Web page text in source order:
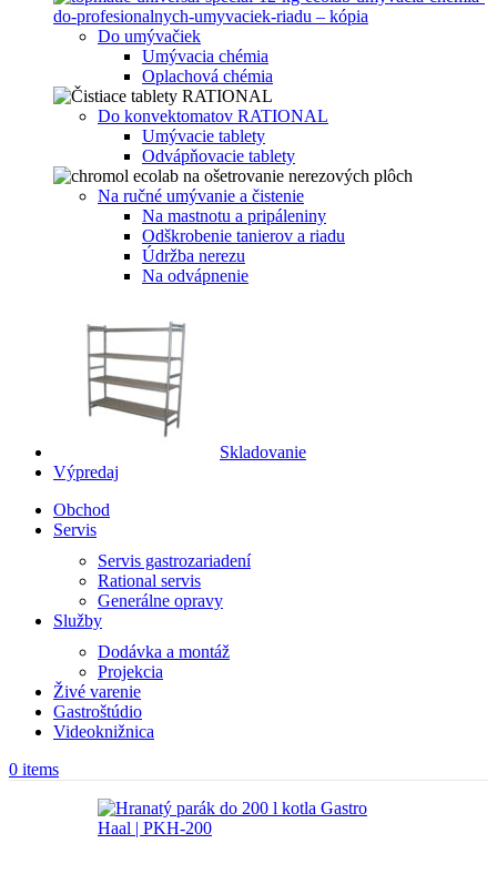
Do umývačiek
Umývacia chémia
Oplachová chémia
Do konvektomatov RATIONAL
Umývacie tablety
Odvápňovacie tablety
Na ručné umývanie a čistenie
Na mastnotu a pripáleniny
Odškrobenie tanierov a riadu
Údržba nerezu
Na odvápnenie
Skladovanie
Výpredaj
Obchod
Servis
Servis gastrozariadení
Rational servis
Generálne opravy
Služby
Dodávka a montáž
Projekcia
Živé varenie
Gastroštúdio
Videoknižnica
0 items